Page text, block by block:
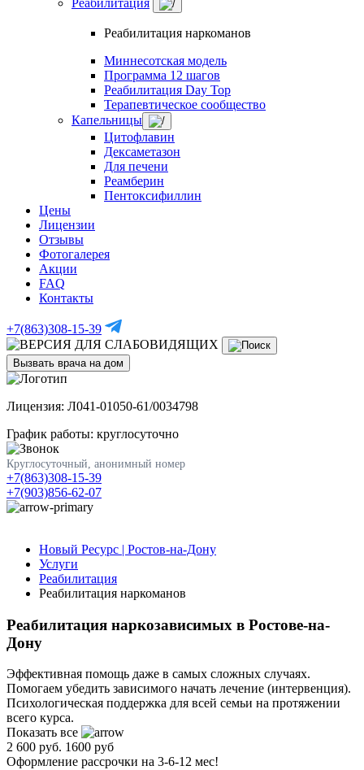
Реабилитация
Реабилитация наркоманов
Миннесотская модель
Программа 12 шагов
Реабилитация Day Top
Терапевтическое сообщество
Капельницы
Цитофлавин
Дексаметазон
Для печени
Реамберин
Пентоксифиллин
Цены
Лицензии
Отзывы
Фотогалерея
Акции
FAQ
Контакты
+7(863)308-15-39
Вызвать врача на дом
Лицензия: Л041-01050-61/0034798
График работы: круглосуточно
Круглосуточный, анонимный номер
+7(863)308-15-39
+7(903)856-62-07
Новый Ресурс | Ростов-на-Дону
Услуги
Реабилитация
Реабилитация наркоманов
Реабилитация наркозависимых в Ростове-на-
Дону
Эффективная помощь даже в самых сложных случаях.
Помогаем убедить зависимого начать лечение (интервенция).
Психологическая поддержка для всей семьи на протяжении
всего курса.
Показать все
2 600 руб. 1600 руб
Оформление рассрочки на 3-6-12 мес!